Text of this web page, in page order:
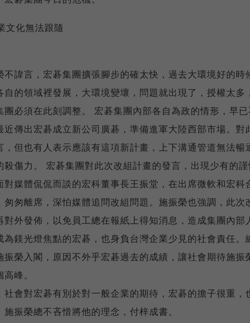
文化無法跟隨
不諱言，宏碁集團擴張腳步的確太快，過去大環境好的時
自的領域裡發展，大環境變壞，問題就出現了，授權太多
團必須在此刻調整。 宏碁集團內部各自為政的情形，早已
近傳出宏碁成立新公司廣碁，準備進軍大陸西部市場。對
，但也有人表示應該有這項新計畫，上下溝通管道無法暢
殺傷力。 宏碁集團對此次改組計畫的發言，出現少有的謹
對媒體侃侃而談的宏科董事長王振堂，在出席微軟和宏科
匆匆離席，深怕媒體追問改組問題。施振榮也強調，此次
對外發佈，以免員工總在報紙上得知消息，造成集團內部
為鎂光燈焦點的宏碁，也身負台灣企業少見的社會責任。
振榮入閣，原因不外乎宏碁過去的成績，讓社會期待施振
峰。
社會對宏碁有別於對一般企業的期待，宏碁的擔子很重，
施振榮總不吝惜將他的理念，付梓成書。